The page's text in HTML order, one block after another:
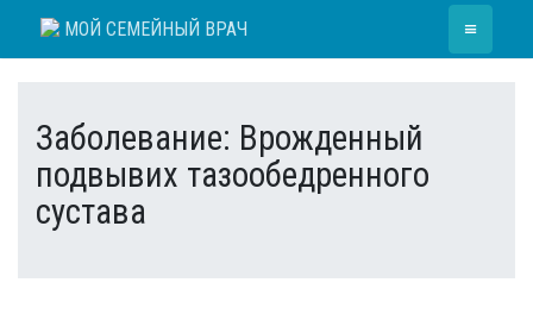
МОЙ СЕМЕЙНЫЙ ВРАЧ ≡
Заболевание: Врожденный
подвывих тазообедренного
сустава